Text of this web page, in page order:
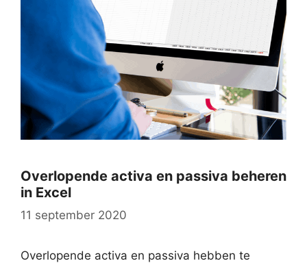
Overlopende activa en passiva beheren
in Excel
11 september 2020
Overlopende activa en passiva hebben te